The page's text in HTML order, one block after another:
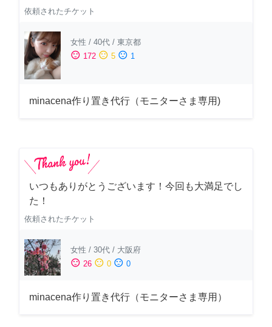
依頼されたチケット
女性 / 40代 / 東京都
sentiment_satisfied 172 sentiment_neutral 5 sentiment_dissatisfied 1
minacena作り置き代行（モニターさま専用)
いつもありがとうございます！今回も大満足でし
た！
依頼されたチケット
女性 / 30代 / 大阪府
sentiment_satisfied 26 sentiment_neutral 0 sentiment_dissatisfied 0
minacena作り置き代行（モニターさま専用）